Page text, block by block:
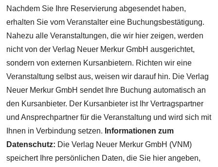
Nachdem Sie Ihre Reservierung abgesendet haben,
erhalten Sie vom Veranstalter eine Buchungsbestätigung.
Nahezu alle Veranstaltungen, die wir hier zeigen, werden
nicht von der Verlag Neuer Merkur GmbH ausgerichtet,
sondern von externen Kursanbietern. Richten wir eine
Veranstaltung selbst aus, weisen wir darauf hin. Die Verlag
Neuer Merkur GmbH sendet Ihre Buchung automatisch an
den Kursanbieter. Der Kursanbieter ist Ihr Vertragspartner
und Ansprechpartner für die Veranstaltung und wird sich mit
Ihnen in Verbindung setzen. Informationen zum
Datenschutz: Die Verlag Neuer Merkur GmbH (VNM)
speichert Ihre persönlichen Daten, die Sie hier angeben,